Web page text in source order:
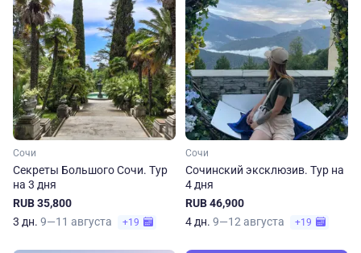
Сочи
Секреты Большого Сочи. Тур
на 3 дня
RUB 35,800
3 дн. 9—11 августа +19
Сочи
Сочинский эксклюзив. Тур на
4 дня
RUB 46,900
4 дн. 9—12 августа +19